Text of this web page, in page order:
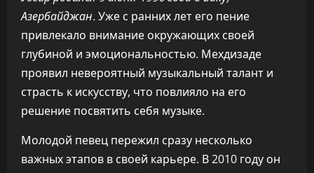
Азербайджан.Уже с ранних лет его пение
привлекало внимание окружающих своей
глубиной и эмоциональностью. Мехдизаде
проявил невероятный музыкальный талант и
страсть к искусству, что повлияло на его
решение посвятить себя музыке.
Молодой певец пережил сразу несколько
важных этапов в своей карьере. В 2010 году он